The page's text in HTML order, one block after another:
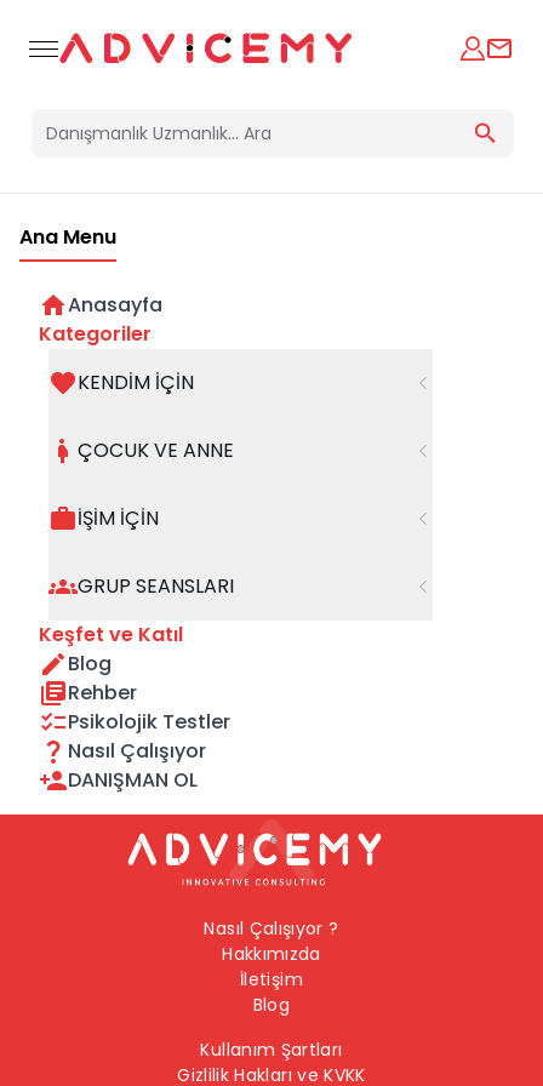
Ana Menu
Anasayfa
Kategoriler
KENDİM İÇİN
ÇOCUK VE ANNE
İŞİM İÇİN
GRUP SEANSLARI
Keşfet ve Katıl
Blog
Rehber
Psikolojik Testler
Nasıl Çalışıyor
DANIŞMAN OL
halinde whatsapp hattımızdan iletişime
Nasıl Çalışıyor ?
Hakkımızda
İletişim
Blog
Kullanım Şartları
Gizlilik Hakları ve KVKK